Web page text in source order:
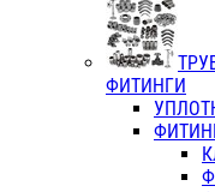
ФИТИНГИ